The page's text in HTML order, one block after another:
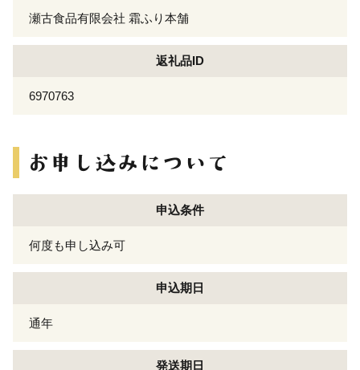
瀬古食品有限会社 霜ふり本舗
返礼品ID
6970763
申込条件
何度も申し込み可
申込期日
通年
発送期日